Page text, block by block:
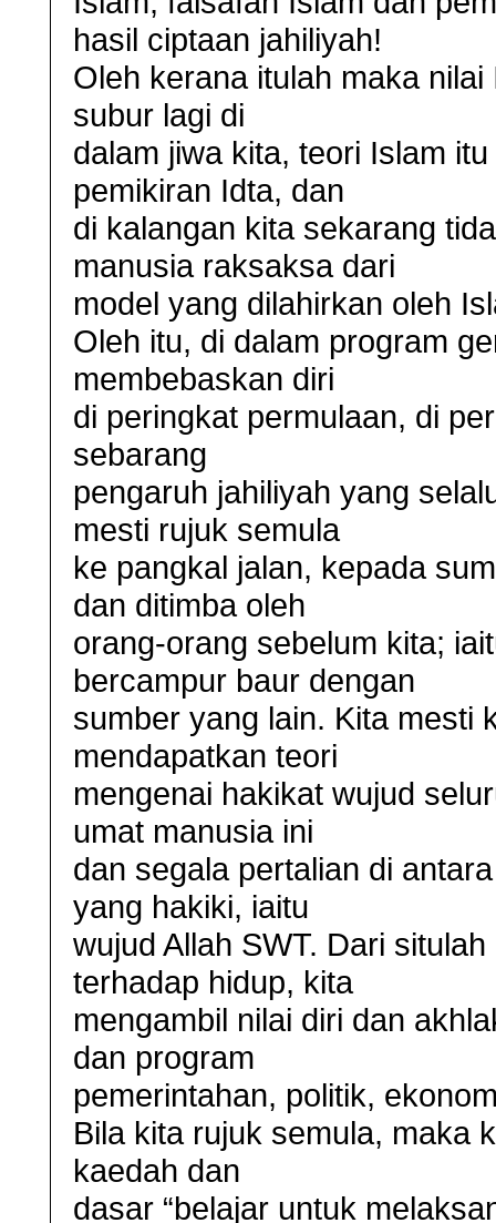
hasil ciptaan jahiliyah!
Oleh kerana itulah maka
subur lagi di
dalam jiwa kita, teori Islam
pemikiran Idta, dan
di kalangan kita sekarang
manusia raksaksa dari
model yang dilahirkan oleh
Oleh itu, di dalam program
membebaskan diri
di peringkat permulaan, di
sebarang
pengaruh jahiliyah yang
mesti rujuk semula
ke pangkal jalan, kepada
dan ditimba oleh
orang-orang sebelum kita;
bercampur baur dengan
sumber yang lain. Kita mesti
mendapatkan teori
mengenai hakikat wujud
umat manusia ini
dan segala pertalian di
yang hakiki, iaitu
wujud Allah SWT. Dari
terhadap hidup, kita
mengambil nilai diri dan
dan program
pemerintahan, politik,
Bila kita rujuk semula, maka
kaedah dan
dasar “belajar untuk